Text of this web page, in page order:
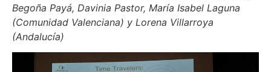
Begoña Payá, Davinia Pastor, María Isabel Laguna
(Comunidad Valenciana) y Lorena Villarroya
(Andalucía)